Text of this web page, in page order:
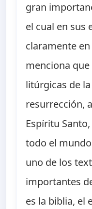
gran
el cual en sus
claramente
menciona
litúrgicas de
resurrección,
Espíritu
todo el
uno de los
importantes
es la biblia, el